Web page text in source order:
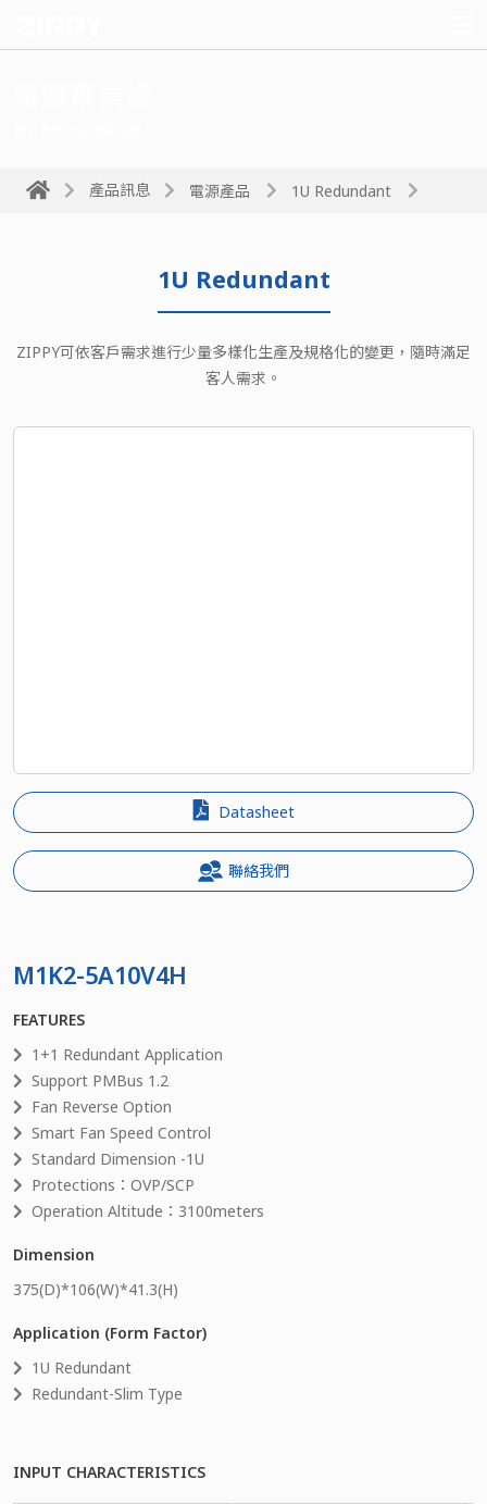
產品訊息 電源產品 1U Redundant
1U Redundant
ZIPPY可依客戶需求進行少量多樣化生產及規格化的變更，隨時滿足
客人需求。
Datasheet
聯絡我們
M1K2-5A10V4H
FEATURES
1+1 Redundant Application
Support PMBus 1.2
Fan Reverse Option
Smart Fan Speed Control
Standard Dimension -1U
Protections：OVP/SCP
Operation Altitude：3100meters
Dimension
375(D)*106(W)*41.3(H)
Application (Form Factor)
1U Redundant
Redundant-Slim Type
INPUT CHARACTERISTICS